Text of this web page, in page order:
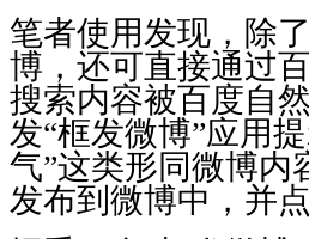
笔者使用发现，除
博，还可直接通过
搜索内容被百度自
发“框发微博”应用
气”这类形同微博内
发布到微博中，并点